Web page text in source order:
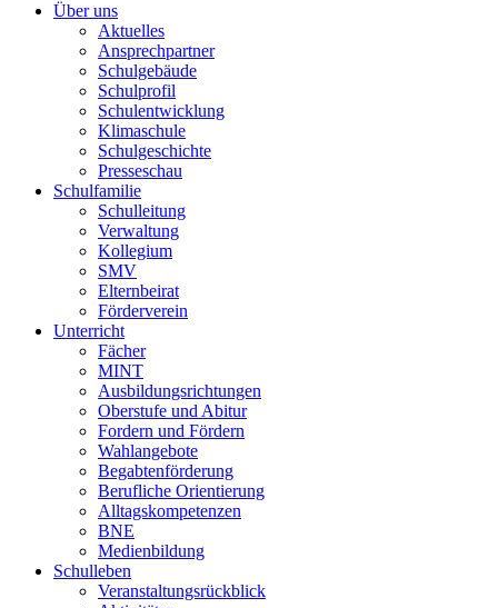
Über uns
Aktuelles
Ansprechpartner
Schulgebäude
Schulprofil
Schulentwicklung
Klimaschule
Schulgeschichte
Presseschau
Schulfamilie
Schulleitung
Verwaltung
Kollegium
SMV
Elternbeirat
Förderverein
Unterricht
Fächer
MINT
Ausbildungsrichtungen
Oberstufe und Abitur
Fordern und Fördern
Wahlangebote
Begabtenförderung
Berufliche Orientierung
Alltagskompetenzen
BNE
Medienbildung
Schulleben
Veranstaltungsrückblick